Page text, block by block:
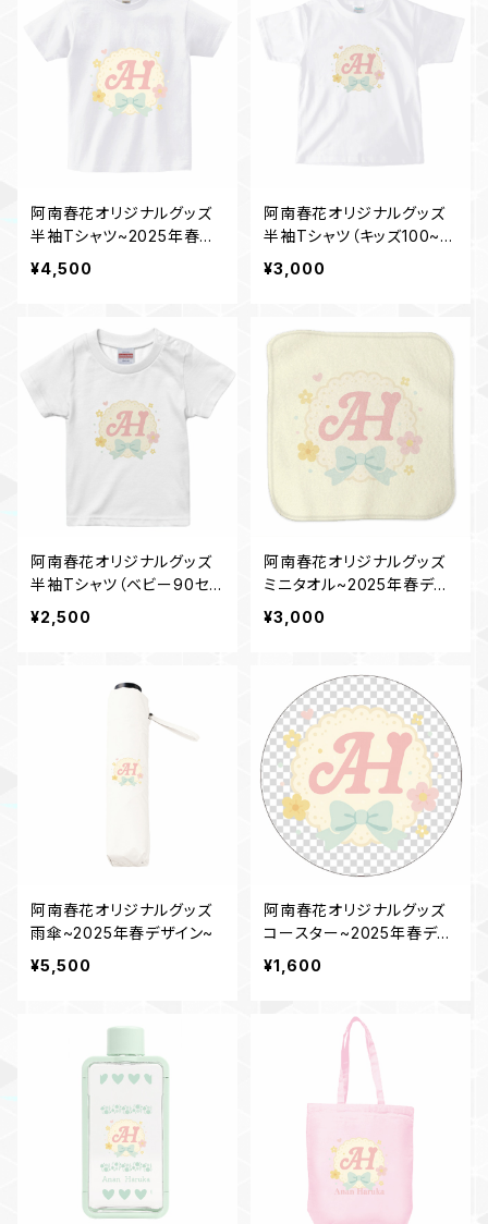
阿南春花オリジナルグッズ
半袖Tシャツ~2025年春デ
ザイン~ホワイト
¥4,500
阿南春花オリジナルグッズ
半袖Tシャツ（キッズ100~16
0センチ）~2025春デザイン
¥3,000
阿南春花オリジナルグッズ
半袖Tシャツ（ベビー90セン
チ）~2025春デザイン~
¥2,500
阿南春花オリジナルグッズ
ミニタオル~2025年春デザ
イン~
¥3,000
阿南春花オリジナルグッズ
雨傘~2025年春デザイン~
¥5,500
阿南春花オリジナルグッズ
コースター~2025年春デザ
イン~
¥1,600